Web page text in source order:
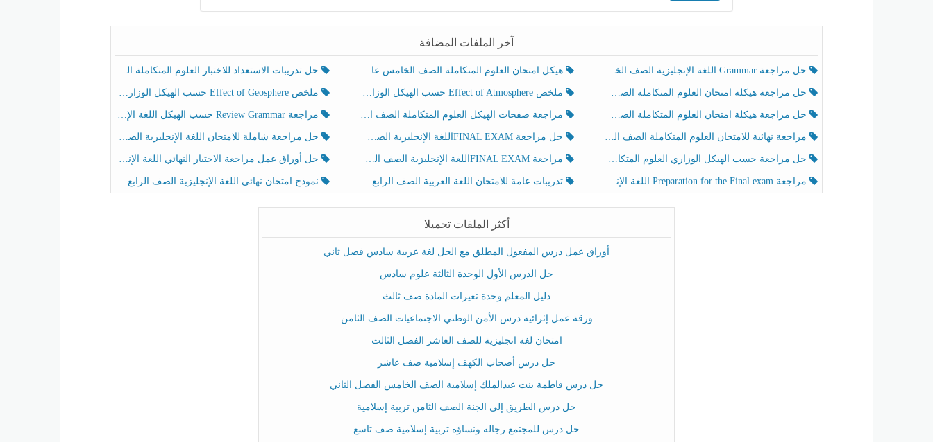
آخر الملفات المضافة
حل مراجعة Grammar اللغة الإنجليزية الصف الخامس الفصل الثالث هيكل امتحان العلوم المتكاملة الصف الخامس عام الفصل الدراسي الثالث 2025-2026 حل تدريبات الاستعداد للاختبار العلوم المتكاملة الصف الخامس عام الفصل الثالث
حل مراجعة هيكلة امتحان العلوم المتكاملة الصف الخامس انسبير الفصل الثالث ملخص Effect of Atmosphere حسب الهيكل الوزاري العلوم المتكاملة الصف الخامس انسبير الفصل الثالث ملخص Effect of Geosphere حسب الهيكل الوزاري العلوم المتكاملة الصف الخامس انسبير الفصل الثالث
حل مراجعة هيكلة امتحان العلوم المتكاملة الصف الخامس عام الفصل الثالث مراجعة صفحات الهيكل العلوم المتكاملة الصف الخامس انسبير الفصل الثالث مراجعة Review Grammar حسب الهيكل اللغة الإنجليزية الصف الخامس الفصل الثالث
مراجعة نهائية للامتحان العلوم المتكاملة الصف الخامس انسبير الفصل الثالث حل مراجعة FINAL EXAMاللغة الإنجليزية الصف الخامس الفصل الثالث حل مراجعة شاملة للامتحان اللغة الإنجليزية الصف الخامس الفصل الثالث
حل مراجعة حسب الهيكل الوزاري العلوم المتكاملة الصف الخامس عام الفصل الثالث مراجعة FINAL EXAMاللغة الإنجليزية الصف الخامس الفصل الثالث حل أوراق عمل مراجعة الاختبار النهائي اللغة الإنجليزية الصف الرابع الفصل الثالث
مراجعة Preparation for the Final exam اللغة الإنجليزية الصف الرابع الفصل الثالث تدريبات عامة للامتحان اللغة العربية الصف الرابع الفصل الثالث نموذج امتحان نهائي اللغة الإنجليزية الصف الرابع الفصل الثالث
أكثر الملفات تحميلا
أوراق عمل درس المفعول المطلق مع الحل لغة عربية سادس فصل ثاني
حل الدرس الأول الوحدة الثالثة علوم سادس
دليل المعلم وحدة تغيرات المادة صف ثالث
ورقة عمل إثرائية درس الأمن الوطني الاجتماعيات الصف الثامن
امتحان لغة انجليزية للصف العاشر الفصل الثالث
حل درس أصحاب الكهف إسلامية صف عاشر
حل درس فاطمة بنت عبدالملك إسلامية الصف الخامس الفصل الثاني
حل درس الطريق إلى الجنة الصف الثامن تربية إسلامية
حل درس للمجتمع رجاله ونساؤه تربية إسلامية صف تاسع